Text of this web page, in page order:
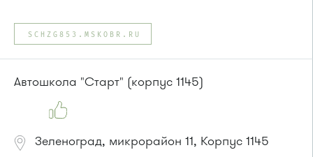
Автобусы № 11, 29.
Маршрутка № 721м
SCHZG853.MSKOBR.RU
Автошкола "Старт" (корпус 1145)
Зеленоград, микрорайон 11, Корпус 1145